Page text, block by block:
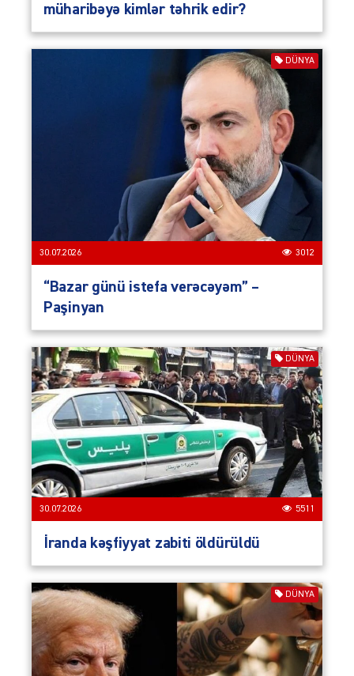
müharibəyə kimlər təhrik edir?
DÜNYA
30.07.2026 3012
“Bazar günü istefa verəcəyəm” –
Paşinyan
DÜNYA
30.07.2026 5511
İranda kəşfiyyat zabiti öldürüldü
DÜNYA